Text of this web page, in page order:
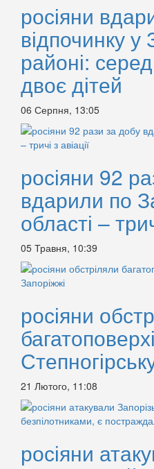
росіяни
відпочинку у
районі:
двоє дітей
06 Серпня, 13:05
росіяни 92
вдарили по
області –
05 Травня, 10:39
росіяни
21 Лютого, 11:08
росіяни